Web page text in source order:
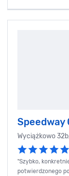
Speedway
Wyciążkowo
"Szybko,
potwierdzonego